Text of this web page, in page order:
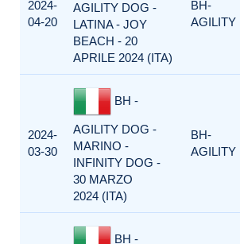
2024-
04-20
AGILITY DOG -
LATINA - JOY
BEACH - 20
APRILE 2024 (ITA)
BH-
AGILITY
2024-
03-30
BH -
AGILITY DOG -
MARINO -
INFINITY DOG -
30 MARZO
2024 (ITA)
BH-
AGILITY
BH -